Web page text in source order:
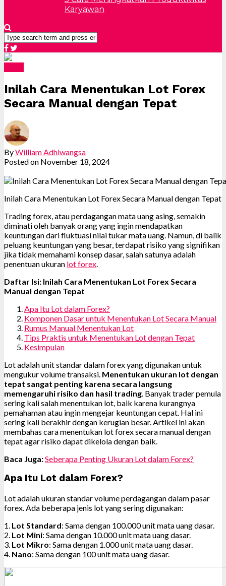
Karyawan
Inilah Cara Menentukan Lot Forex
Secara Manual dengan Tepat
ByWilliam Adhiwangsa
Posted on November 18, 2024
Inilah Cara Menentukan Lot Forex Secara Manual dengan Tepat
Trading forex, atau perdagangan mata uang asing, semakin
diminati oleh banyak orang yang ingin mendapatkan
keuntungan dari fluktuasi nilai tukar mata uang. Namun, di balik
peluang keuntungan yang besar, terdapat risiko yang signifikan
jika tidak memahami konsep dasar, salah satunya adalah
penentuan ukuran lot forex
Daftar Isi: Inilah Cara Menentukan Lot Forex Secara
Manual dengan Tepat
Apa Itu Lot dalam Forex?
Komponen Dasar untuk Menentukan Lot Secara Manual
Rumus Manual Menentukan Lot
Tips Praktis untuk Menentukan Lot dengan Tepat
Kesimpulan
Lot adalah unit standar dalam forex yang digunakan untuk
mengukur volume transaksi. Menentukan ukuran lot dengan
tepat sangat penting karena secara langsung
memengaruhi risiko dan hasil trading . Banyak trader pemula
sering kali salah menentukan lot, baik karena kurangnya
pemahaman atau ingin mengejar keuntungan cepat. Hal ini
sering kali berakhir dengan kerugian besar. Artikel ini akan
membahas cara menentukan lot forex secara manual dengan
tepat agar risiko dapat dikelola dengan baik.
Baca Juga:Seberapa Penting Ukuran Lot dalam Forex?
Apa Itu Lot dalam Forex?
Lot adalah ukuran standar volume perdagangan dalam pasar
forex. Ada beberapa jenis lot yang sering digunakan:
1. Lot Standard: Sama dengan 100.000 unit mata uang dasar.
2. Lot Mini: Sama dengan 10.000 unit mata uang dasar.
3. Lot Mikro: Sama dengan 1.000 unit mata uang dasar.
4. Nano: Sama dengan 100 unit mata uang dasar.